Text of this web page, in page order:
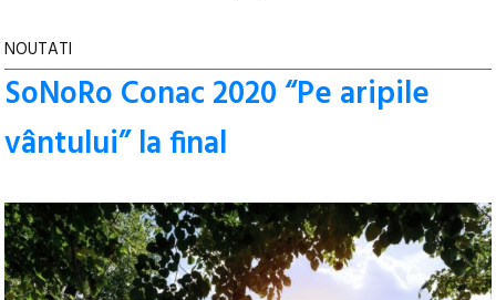
NOUTATI
SoNoRo Conac 2020 “Pe aripile
vântului” la final